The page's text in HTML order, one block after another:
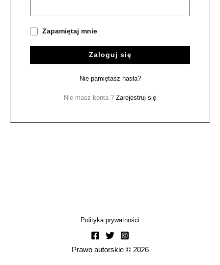
Zapamiętaj mnie
Zaloguj się
Nie pamiętasz hasła?
Nie masz konta ? Zarejestruj się
Polityka prywatności
Prawo autorskie © 2026